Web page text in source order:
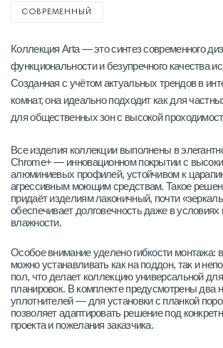
СОВРЕМЕННЫЙ
Коллекция Arta — это синтез современного
функциональности и безупречного качества
Созданная с учётом актуальных трендов в
комнат, она идеально подходит как для
для общественных зон с высокой
Все изделия коллекции выполнены в
Chrome+ — инновационном покрытии с
алюминиевых профилей, устойчивом к
агрессивным моющим средствам. Такое
придаёт изделиям лаконичный, почти
обеспечивает долговечность даже в
влажности.
Особое внимание уделено гибкости монтажа:
можно устанавливать как на поддон, так и
пол, что делает коллекцию универсальной
планировок. В комплекте предусмотрены два
уплотнителей — для установки с планкой
позволяет адаптировать решение под
проекта и пожелания заказчика.